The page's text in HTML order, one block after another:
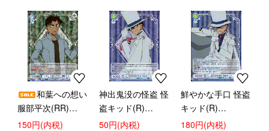
和葉への想い
服部平次(RR)
(CNN/02B-049)
150円(内税)
神出鬼没の怪盗 怪
盗キッド(R)
(CNN/02B-017)
50円(内税)
鮮やかな手口 怪盗
キッド(R)
(CNN/02B-018)
180円(内税)